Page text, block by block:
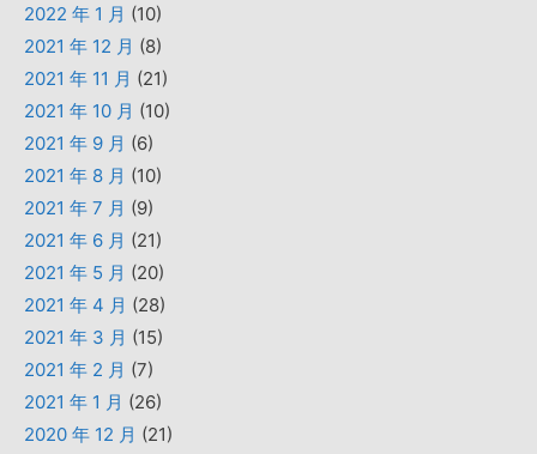
2022 年 1 月 (10)
2021 年 12 月 (8)
2021 年 11 月 (21)
2021 年 10 月 (10)
2021 年 9 月 (6)
2021 年 8 月 (10)
2021 年 7 月 (9)
2021 年 6 月 (21)
2021 年 5 月 (20)
2021 年 4 月 (28)
2021 年 3 月 (15)
2021 年 2 月 (7)
2021 年 1 月 (26)
2020 年 12 月 (21)